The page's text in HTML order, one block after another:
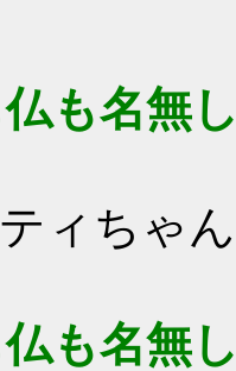
も名無
ィちゃん
も名無